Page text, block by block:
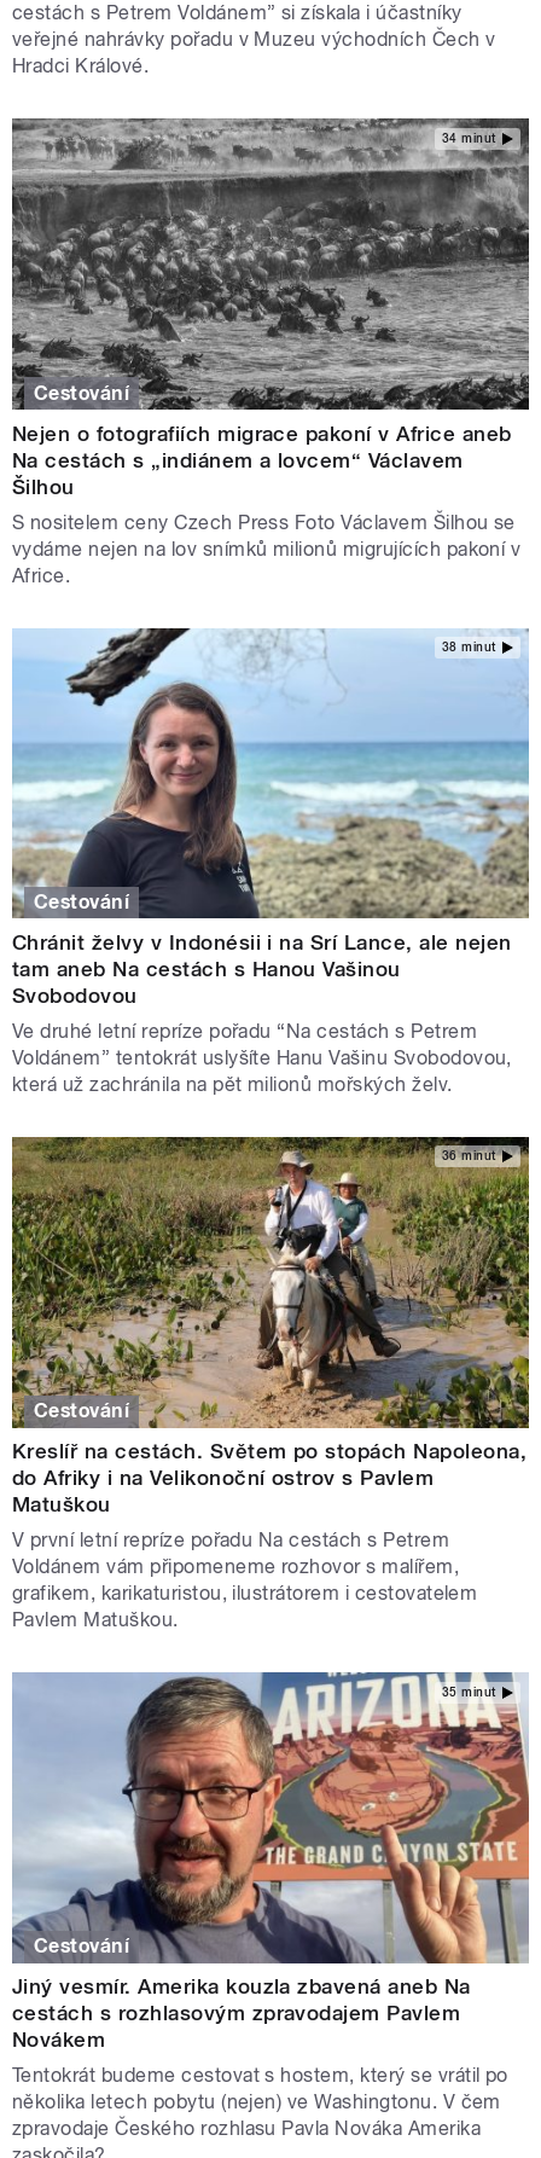
cestách s Petrem Voldánem” si získala i účastníky
veřejné nahrávky pořadu v Muzeu východních Čech v
Hradci Králové.
34 minut
Cestování
Nejen o fotografiích migrace pakoní v Africe aneb
Na cestách s „indiánem a lovcem“ Václavem
Šilhou
S nositelem ceny Czech Press Foto Václavem Šilhou se
vydáme nejen na lov snímků milionů migrujících pakoní v
Africe.
38 minut
Cestování
Chránit želvy v Indonésii i na Srí Lance, ale nejen
tam aneb Na cestách s Hanou Vašinou
Svobodovou
Ve druhé letní repríze pořadu “Na cestách s Petrem
Voldánem” tentokrát uslyšíte Hanu Vašinu Svobodovou,
která už zachránila na pět milionů mořských želv.
36 minut
Cestování
Kreslíř na cestách. Světem po stopách Napoleona,
do Afriky i na Velikonoční ostrov s Pavlem
Matuškou
V první letní repríze pořadu Na cestách s Petrem
Voldánem vám připomeneme rozhovor s malířem,
grafikem, karikaturistou, ilustrátorem i cestovatelem
Pavlem Matuškou.
35 minut
Cestování
Jiný vesmír. Amerika kouzla zbavená aneb Na
cestách s rozhlasovým zpravodajem Pavlem
Novákem
Tentokrát budeme cestovat s hostem, který se vrátil po
několika letech pobytu (nejen) ve Washingtonu. V čem
zpravodaje Českého rozhlasu Pavla Nováka Amerika